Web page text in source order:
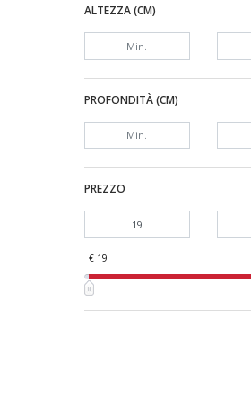
ALTEZZA (CM)
PROFONDITÀ (CM)
PREZZO
€ 19